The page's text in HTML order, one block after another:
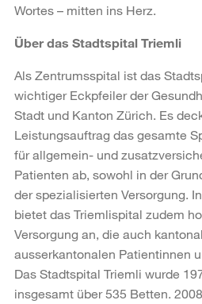
Wortes – mitten ins Herz.
Über das Stadtspital Triemli
Als Zentrumsspital ist das
wichtiger Eckpfeiler der
Stadt und Kanton Zürich. Es
Leistungsauftrag das gesamte
für allgemein- und
Patienten ab, sowohl in der
der spezialisierten Versorgung.
bietet das Triemlispital zudem
Versorgung an, die auch
ausserkantonalen Patientinnen
Das Stadtspital Triemli wurde
insgesamt über 535 Betten.